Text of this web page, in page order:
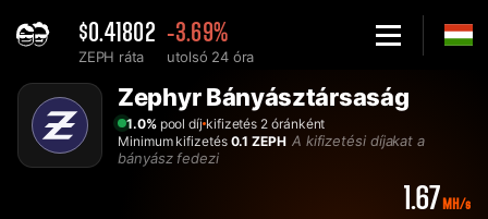
$0.41802
ZEPH ráta
-3.69%
utolsó 24 óra
Home
A legjobb Zephyr ZEPH bányásztársaság - 2Miners
Zephyr Bányásztársaság
1.0%pool díj kifizetés 2 óránként
Minimum kifizetés 0.1 ZEPH A kifizetési díjakat a
bányász fedezi
1.67 MH/s